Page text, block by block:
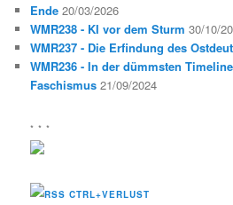
Ende 20/03/2026
WMR238 - KI vor dem Sturm 30/10/
WMR237 - Die Erfindung des
WMR236 - In der dümmsten
Faschismus 21/09/2024
* * *
CTRL+VERLUST